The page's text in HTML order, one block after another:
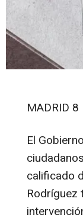
MADRID 8
El
calificado
Rodríguez